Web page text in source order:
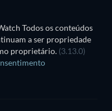
Todos os conteúdos
a ser propriedade
proprietário. (3.13.0)